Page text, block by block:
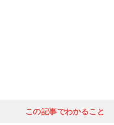
この記事でわかること